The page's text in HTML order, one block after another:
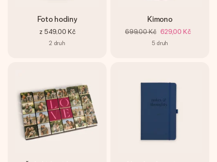
Foto hodiny
z 549,00 Kč
2 druh
Kimono
699,00 Kč 629,00 Kč
5 druh